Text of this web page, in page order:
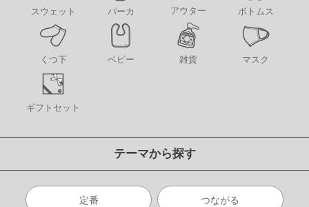
スウェット パーカ アウター ボトムス
くつ下 ベビー 雑貨 マスク
ギフトセット
テーマから探す
定番 つながる